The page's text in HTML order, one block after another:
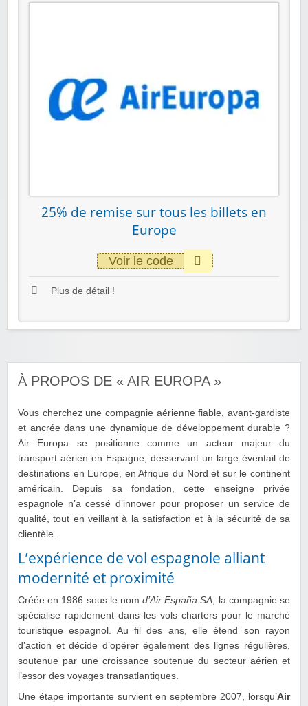
25% de remise sur tous les billets en
Europe
Voir le code
Plus de détail !
À PROPOS DE « AIR EUROPA »
Vous cherchez une compagnie aérienne fiable, avant-gardiste
et ancrée dans une dynamique de développement durable ?
Air Europa se positionne comme un acteur majeur du
transport aérien en Espagne, desservant un large éventail de
destinations en Europe, en Afrique du Nord et sur le continent
américain. Depuis sa fondation, cette enseigne privée
espagnole n’a cessé d’innover pour proposer un service de
qualité, tout en veillant à la satisfaction et à la sécurité de sa
clientèle.
L’expérience de vol espagnole alliant
modernité et proximité
Créée en 1986 sous le nomd’Air España SA, la compagnie se
spécialise rapidement dans les vols charters pour le marché
touristique espagnol. Au fil des ans, elle étend son rayon
d’action et décide d’opérer également des lignes régulières,
soutenue par une croissance soutenue du secteur aérien et
l’essor des voyages transatlantiques.
Une étape importante survient en septembre 2007, lorsqu’Air